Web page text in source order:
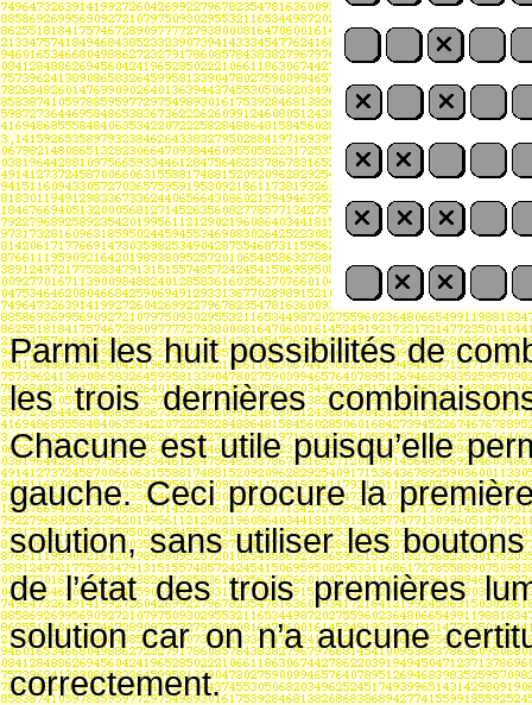
Parmi les huit possibilités de
les trois dernières
Chacune est utile puisqu’elle
gauche. Ceci procure la
solution, sans utiliser les
de l’état des trois premières
solution car on n’a aucune
correctement.